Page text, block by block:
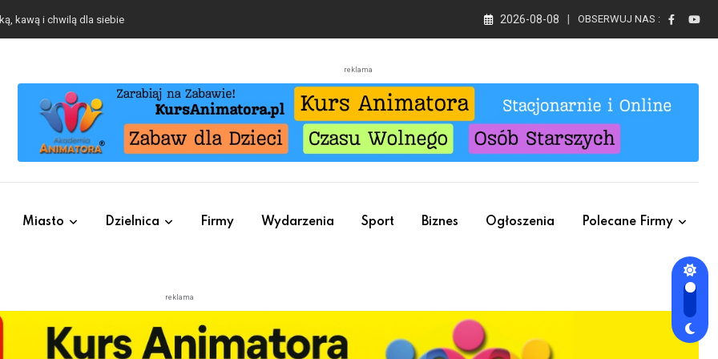
się będzie działo 2 sierpnia 2026-08-08 OBSERWUJ NAS :
reklama
Miasto Dzielnica Firmy Wydarzenia Sport Biznes Ogłoszenia Polecane Firmy
reklama